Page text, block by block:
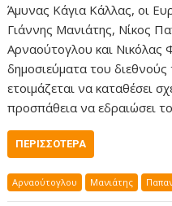
Άμυνας Κάγια Κάλλας, οι
Γιάννης Μανιάτης, Νίκος
Αρναούτογλου και
δημοσιεύματα του
ετοιμάζεται να καταθέσει
προσπάθεια να εδραιώσει
ΠΕΡΙΣΣΌΤΕΡΑ
Αρναούτογλου Μανιάτης